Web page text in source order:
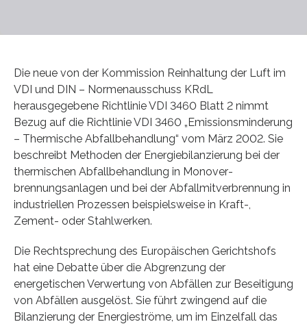
Die neue von der Kommission Reinhaltung der Luft im
VDI und DIN – Normenausschuss KRdL
herausgegebene Richtlinie VDI 3460 Blatt 2 nimmt
Bezug auf die Richtlinie VDI 3460 „Emissionsminderung
– Thermische Abfallbehandlung“ vom März 2002. Sie
beschreibt Methoden der Energiebilanzie­rung bei der
thermischen Abfallbehandlung in Monover­
brennungsanlagen und bei der Abfall­mitverbrennung in
industriellen Prozessen beispielsweise in Kraft-,
Zement- oder Stahl­werken.
Die Rechtsprechung des Europäischen Gerichtshofs
hat eine Debatte über die Abgrenzung der
energetischen Verwertung von Abfällen zur Beseitigung
von Abfällen ausgelöst. Sie führt zwingend auf die
Bilanzierung der Energieströme, um im Einzelfall das